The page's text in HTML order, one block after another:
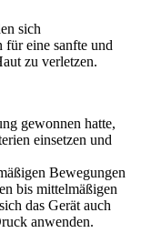
sich
eine sanfte und
zu verletzen.
gewonnen hatte,
einsetzen und
Bewegungen
bis mittelmäßigen
das Gerät auch
anwenden.